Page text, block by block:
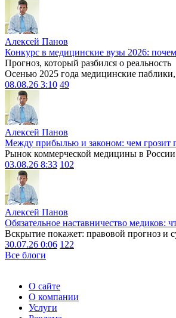
Алексей Панов
Конкурс в медицинские вузы 2026:
Прогноз, который разбился о реальность
Осенью 2025 года медицинские
08.08.26 3:10 49
Алексей Панов
Между прибылью и законом: чем грозит
Рынок коммерческой медицины в России
03.08.26 8:33 102
Алексей Панов
Обязательное наставничество
Вскрытие покажет: правовой прогноз и
30.07.26 0:06 122
Все блоги
О сайте
О компании
Услуги